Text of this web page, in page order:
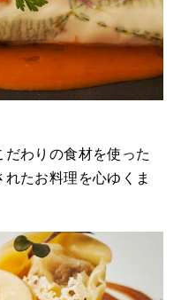
わりの食材を使った
たお料理を心ゆくま